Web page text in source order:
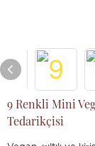
9 Renkli Mini
Tedarikçisi